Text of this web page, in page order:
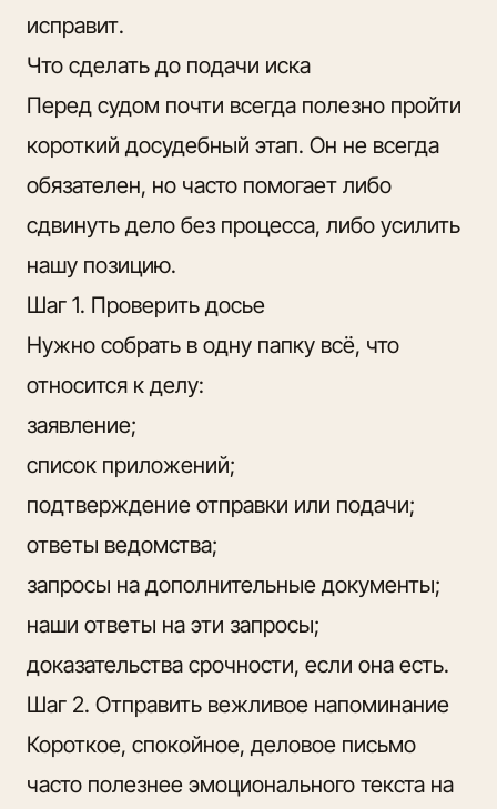
исправит.
Что сделать до подачи иска
Перед судом почти всегда полезно пройти
короткий досудебный этап. Он не всегда
обязателен, но часто помогает либо
сдвинуть дело без процесса, либо усилить
нашу позицию.
Шаг 1. Проверить досье
Нужно собрать в одну папку всё, что
относится к делу:
заявление;
список приложений;
подтверждение отправки или подачи;
ответы ведомства;
запросы на дополнительные документы;
наши ответы на эти запросы;
доказательства срочности, если она есть.
Шаг 2. Отправить вежливое напоминание
Короткое, спокойное, деловое письмо
часто полезнее эмоционального текста на